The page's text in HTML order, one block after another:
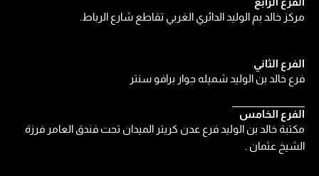
الفرع الثاني
فرع خالد بن الوليد شميله جوار برافو سنتر
الفرع الخامس
مكتبة خالد بن الوليد فرع عدن كريتر الميدان تحت فندق العامر فرزة
الشيخ عثمان .
مركز خالد بم الوليد الدائري الغربي تقاطع شارع الرباط.